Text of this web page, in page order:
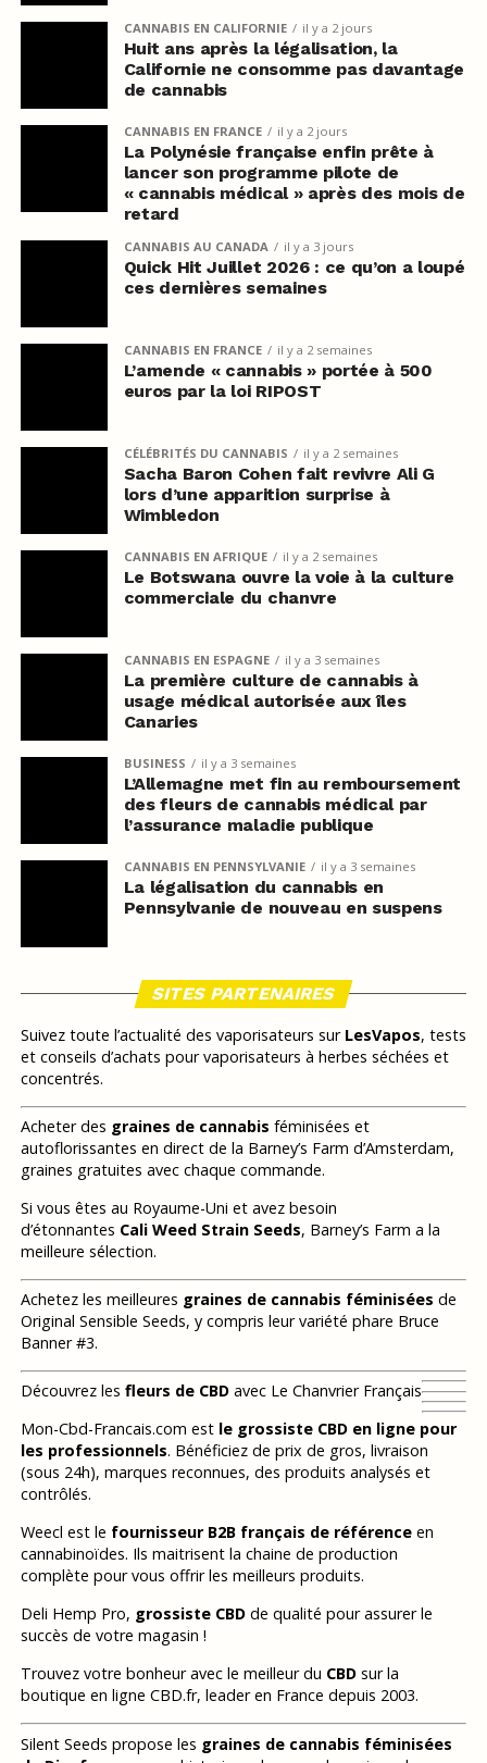
CANNABIS EN CALIFORNIE il y a 2 jours
Huit ans après la légalisation, la
Californie ne consomme pas davantage
de cannabis
CANNABIS EN FRANCE il y a 2 jours
La Polynésie française enfin prête à
lancer son programme pilote de
« cannabis médical » après des mois de
retard
CANNABIS AU CANADA il y a 3 jours
Quick Hit Juillet 2026 : ce qu’on a loupé
ces dernières semaines
CANNABIS EN FRANCE il y a 2 semaines
L’amende « cannabis » portée à 500
euros par la loi RIPOST
CÉLÉBRITÉS DU CANNABIS il y a 2 semaines
Sacha Baron Cohen fait revivre Ali G
lors d’une apparition surprise à
Wimbledon
CANNABIS EN AFRIQUE il y a 2 semaines
Le Botswana ouvre la voie à la culture
commerciale du chanvre
CANNABIS EN ESPAGNE il y a 3 semaines
La première culture de cannabis à
usage médical autorisée aux îles
Canaries
BUSINESS il y a 3 semaines
L’Allemagne met fin au remboursement
des fleurs de cannabis médical par
l’assurance maladie publique
CANNABIS EN PENNSYLVANIE il y a 3 semaines
La légalisation du cannabis en
Pennsylvanie de nouveau en suspens
SITES PARTENAIRES
Suivez toute l’actualité des vaporisateurs sur LesVapos, tests
et conseils d’achats pour vaporisateurs à herbes séchées et
concentrés.
Acheter des graines de cannabis féminisées et
autoflorissantes en direct de la Barney’s Farm d’Amsterdam,
graines gratuites avec chaque commande.
Si vous êtes au Royaume-Uni et avez besoin
d’étonnantes Cali Weed Strain Seeds, Barney’s Farm a la
meilleure sélection.
Achetez les meilleures graines de cannabis féminisées de
Original Sensible Seeds, y compris leur variété phare Bruce
Banner #3.
Découvrez les fleurs de CBDavec Le Chanvrier Français
Mon-Cbd-Francais.com est le grossiste CBD en ligne pour
les professionnels. Bénéficiez de prix de gros, livraison
(sous 24h), marques reconnues, des produits analysés et
contrôlés.
Weecl est le fournisseur B2B français de référenceen
cannabinoïdes. Ils maitrisent la chaine de production
complète pour vous offrir les meilleurs produits.
Deli Hemp Pro, grossiste CBDde qualité pour assurer le
succès de votre magasin !
Trouvez votre bonheur avec le meilleur du CBDsur la
boutique en ligne CBD.fr, leader en France depuis 2003.
Silent Seeds propose les graines de cannabis féminisées